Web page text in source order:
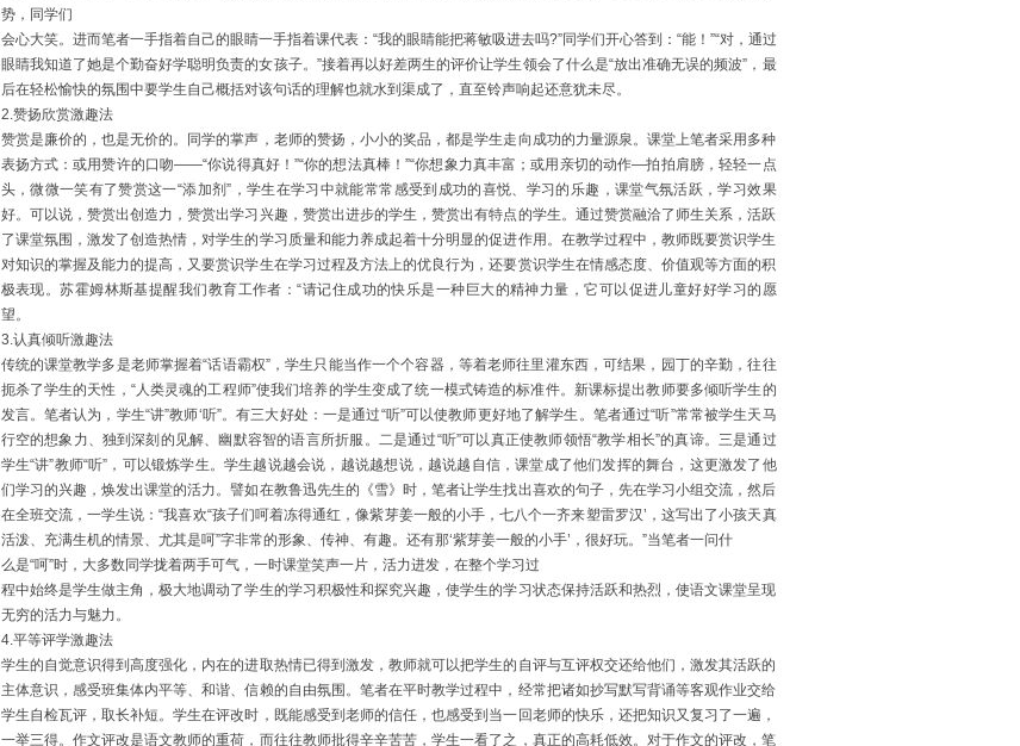
势，同学们
会心大笑。进而笔者一手指着自己的眼睛一手指着课代表： “我的眼睛能把蒋敏吸进去吗?”同学们开心答到：“能！”“对，通过
眼睛我知道了她是个勤奋好学聪明负责的女孩子。”接着再以好差两生的评价让学生领会了什么是“放出准确无误的频波”，最
后在轻松愉快的氛围中要学生自己概括对该句话的理解也就水到渠成了，直至铃声响起还意犹未尽。
2.赞扬欣赏激趣法
赞赏是廉价的，也是无价的。同学的掌声，老师的赞扬，小小的奖品，都是学生走向成功的力量源泉。课堂上笔者采用多种
表扬方式：或用赞许的口吻——“你说得真好！”“你的想法真棒！”“你想象力真丰富；或用亲切的动作—拍拍肩膀，轻轻一点
头，微微一笑有了赞赏这一“添加剂”，学生在学习中就能常常感受到成功的喜悦、学习的乐趣，课堂气氛活跃，学习效果
好。可以说，赞赏出创造力，赞赏出学习兴趣，赞赏出进步的学生，赞赏出有特点的学生。通过赞赏融洽了师生关系，活跃
了课堂氛围，激发了创造热情，对学生的学习质量和能力养成起着十分明显的促进作用。在教学过程中，教师既要赏识学生
对知识的掌握及能力的提高，又要赏识学生在学习过程及方法上的优良行为，还要赏识学生在情感态度、价值观等方面的积
极表现。苏霍姆林斯基提醒我们教育工作者：“请记住成功的快乐是一种巨大的精神力量，它可以促进儿童好好学习的愿
望。
3.认真倾听激趣法
传统的课堂教学多是老师掌握着“话语霸权”，学生只能当作一个个容器，等着老师往里灌东西，可结果，园丁的辛勤，往往
扼杀了学生的天性，“人类灵魂的工程师”使我们培养的学生变成了统一模式铸造的标准件。新课标提出教师要多倾听学生的
发言。笔者认为，学生“讲”教师‘听”。有三大好处：一是通过“听”可以使教师更好地了解学生。笔者通过“听”常常被学生天马
行空的想象力、独到深刻的见解、幽默容智的语言所折服。二是通过“听”可以真正使教师领悟“教学相长”的真谛。三是通过
学生“讲”教师“听”，可以锻炼学生。学生越说越会说，越说越想说，越说越自信，课堂成了他们发挥的舞台，这更激发了他
们学习的兴趣，焕发出课堂的活力。譬如在教鲁迅先生的《雪》时，笔者让学生找出喜欢的句子，先在学习小组交流，然后
在全班交流，一学生说：“我喜欢“孩子们呵着冻得通红，像紫芽姜一般的小手，七八个一齐来塑雷罗汉’，这写出了小孩天真
活泼、充满生机的情景、尤其是呵”字非常的形象、传神、有趣。还有那‘紫芽姜一般的小手’，很好玩。”当笔者一问什
么是“呵”时，大多数同学拢着两手可气，一时课堂笑声一片，活力进发，在整个学习过
程中始终是学生做主角，极大地调动了学生的学习积极性和探究兴趣，使学生的学习状态保持活跃和热烈，使语文课堂呈现
无穷的活力与魅力。
4.平等评学激趣法
学生的自觉意识得到高度强化，内在的进取热情已得到激发，教师就可以把学生的自评与互评权交还给他们，激发其活跃的
主体意识，感受班集体内平等、和谐、信赖的自由氛围。笔者在平时教学过程中，经常把诸如抄写默写背诵等客观作业交给
学生自检瓦评，取长补短。学生在评改时，既能感受到老师的信任，也感受到当一回老师的快乐，还把知识又复习了一遍，
一举三得。作文评改是语文教师的重荷，而往往教师批得辛辛苦苦，学生一看了之，真正的高耗低效。对于作文的评改，笔